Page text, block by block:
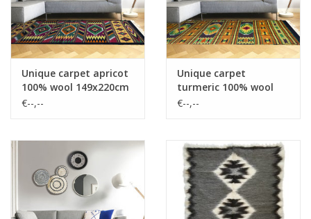
Unique carpet apricot
100% wool 149x220cm
(NEW)
€--,--
Unique carpet
turmeric 100% wool
196x294cm XL (NEW)
€--,--